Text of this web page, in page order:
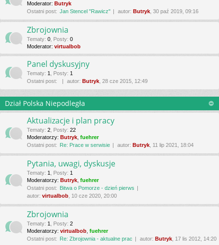
Moderator: Butryk
Ostatni post: Jan Stencel "Rawicz" autor: Butryk , 30 paź 2019, 09:16
Zbrojownia
Tematy: 0 Posty: 0
Moderator: virtualbob
Panel dyskusyjny
Tematy: 1 Posty: 1
Ostatni post:
autor: Butryk , 28 cze 2015, 12:49
Dział Polska Niepodległa
Aktualizacje i plan pracy
Tematy: 2 Posty: 22
Moderatorzy: Butryk fuehrer
Ostatni post: Re: Prace w serwisie autor: Butryk , 11 lip 2021, 18:04
Pytania, uwagi, dyskusje
Tematy: 1 Posty: 1
Moderatorzy: Butryk fuehrer
Ostatni post: Bitwa o Pomorze - dzień pierws
autor: virtualbob , 10 cze 2020, 20:00
Zbrojownia
Tematy: 1 Posty: 2
Moderatorzy: virtualbob fuehrer
Ostatni post: Re: Zbrojownia - aktualne prac autor: Butryk , 17 lis 2012, 14:20